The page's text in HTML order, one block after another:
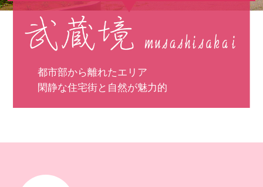
都市部から離れたエリア
閑静な住宅街と自然が魅力的